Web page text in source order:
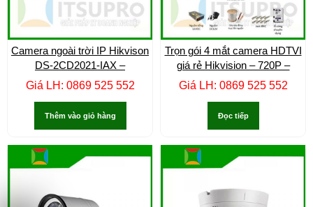
Camera ngoài trời IP Hikvison
DS-2CD2021-IAX –
Giá LH: 0869 525 552
Thêm vào giỏ hàng
Trọn gói 4 mắt camera HDTVI
giá rẻ Hikvision – 720P –
Giá LH: 0869 525 552
Đọc tiếp